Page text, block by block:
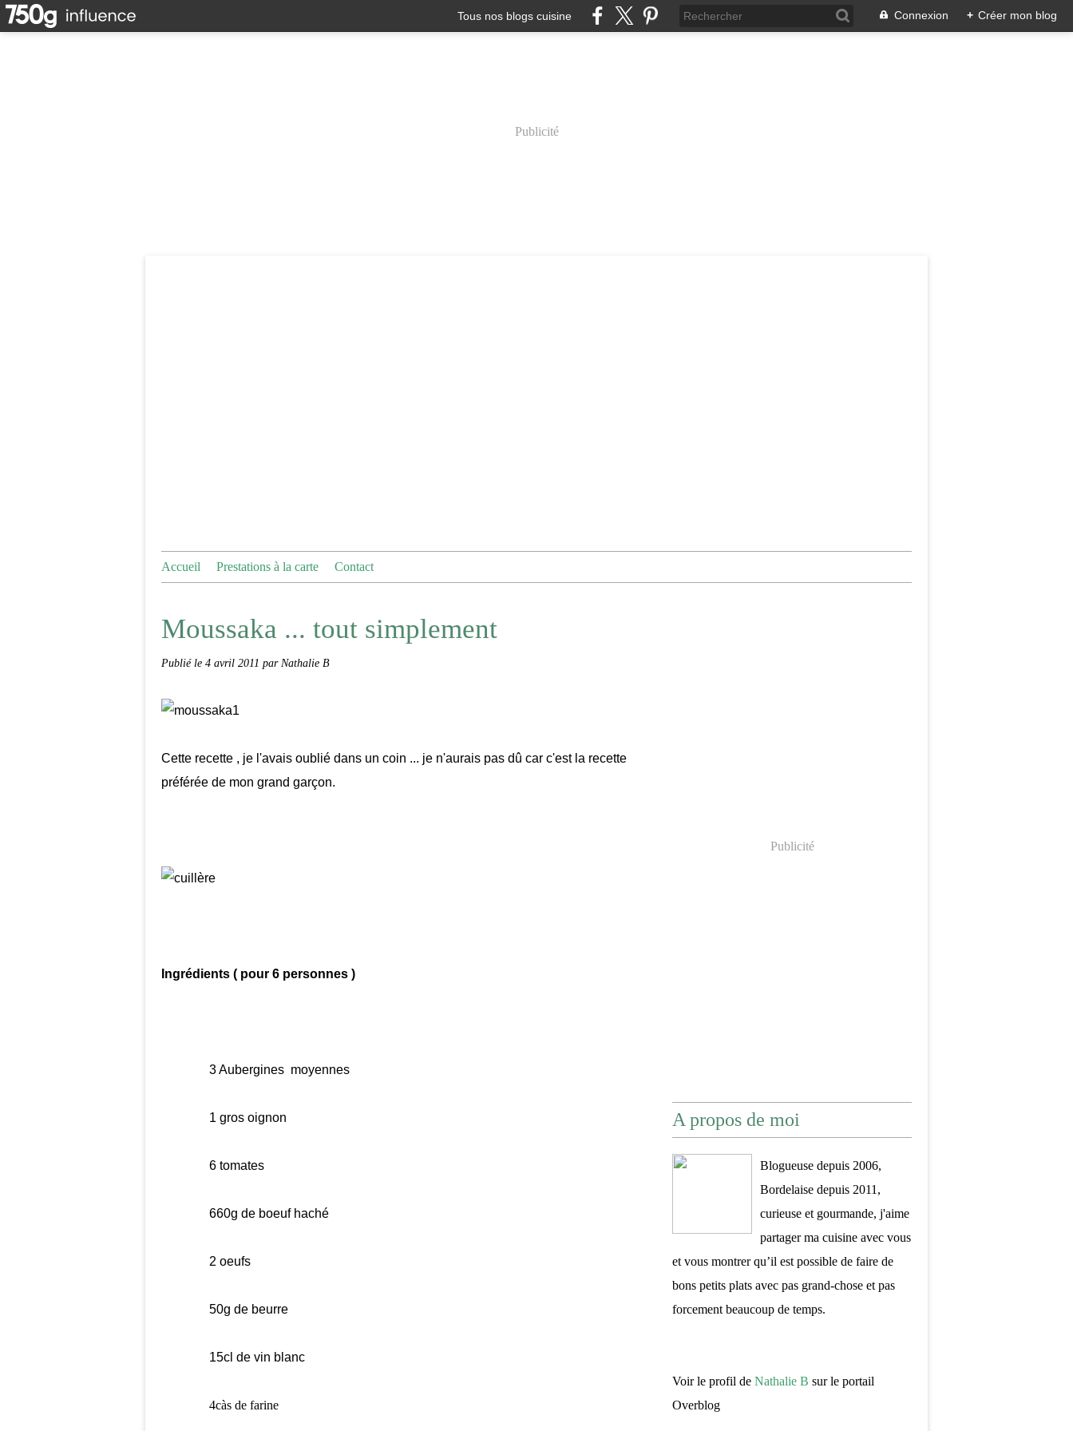
Tous nos blogs cuisine Connexion + Créer mon blog
Publicité
Accueil Prestations à la carte Contact
Moussaka ... tout simplement
Publié le 4 avril 2011 par Nathalie B
Cette recette , je l'avais oublié dans un coin ... je n'aurais pas dû car c'est la recette
préférée de mon grand garçon.
Ingrédients ( pour 6 personnes )
3 Aubergines moyennes
1 gros oignon
6 tomates
660g de boeuf haché
2 oeufs
50g de beurre
15cl de vin blanc
4càs de farine
Publicité
A propos de moi
Blogueuse depuis 2006,
Bordelaise depuis 2011,
curieuse et gourmande, j'aime
partager ma cuisine avec vous
et vous montrer qu’il est possible de faire de
bons petits plats avec pas grand-chose et pas
forcement beaucoup de temps.
Voir le profil de Nathalie B sur le portail
Overblog